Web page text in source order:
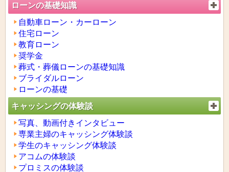
ローンの基礎知識
自動車ローン・カーローン
住宅ローン
教育ローン
奨学金
葬式・葬儀ローンの基礎知識
ブライダルローン
ローンの基礎
キャッシングの体験談
写真、動画付きインタビュー
専業主婦のキャッシング体験談
学生のキャッシング体験談
アコムの体験談
プロミスの体験談